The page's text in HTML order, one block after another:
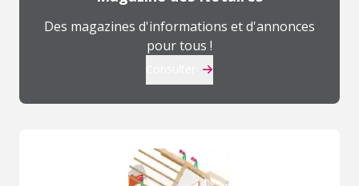
Des magazines d'informations et d'annonces
pour tous !